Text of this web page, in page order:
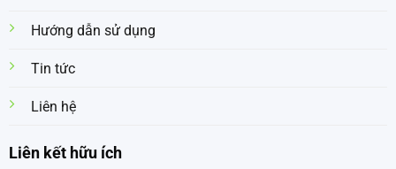
Hướng dẫn sử dụng
Tin tức
Liên hệ
Liên kết hữu ích